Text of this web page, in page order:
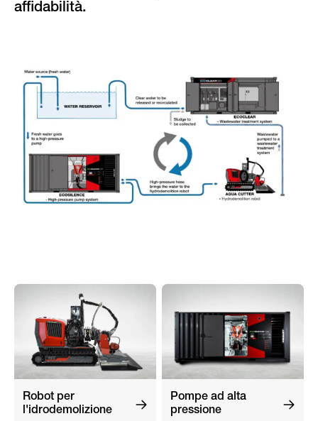
affidabilità.
Robot per
l'idrodemolizione
Pompe ad alta
pressione